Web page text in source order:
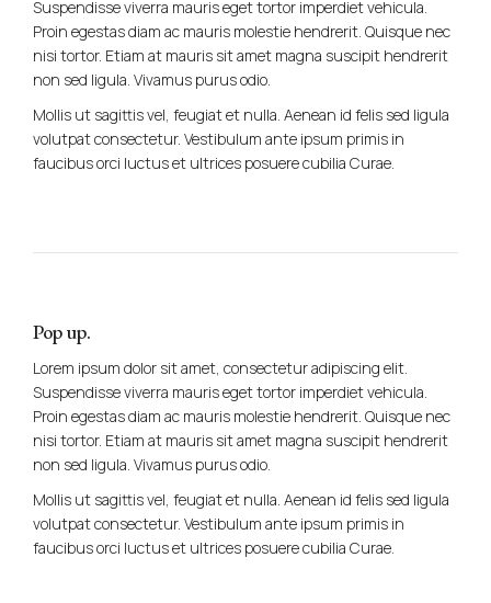
Suspendisse viverra mauris eget tortor imperdiet vehicula.
Proin egestas diam ac mauris molestie hendrerit. Quisque nec
nisi tortor. Etiam at mauris sit amet magna suscipit hendrerit
non sed ligula. Vivamus purus odio.
Mollis ut sagittis vel, feugiat et nulla. Aenean id felis sed ligula
volutpat consectetur. Vestibulum ante ipsum primis in
faucibus orci luctus et ultrices posuere cubilia Curae.
Pop up.
Lorem ipsum dolor sit amet, consectetur adipiscing elit.
Suspendisse viverra mauris eget tortor imperdiet vehicula.
Proin egestas diam ac mauris molestie hendrerit. Quisque nec
nisi tortor. Etiam at mauris sit amet magna suscipit hendrerit
non sed ligula. Vivamus purus odio.
Mollis ut sagittis vel, feugiat et nulla. Aenean id felis sed ligula
volutpat consectetur. Vestibulum ante ipsum primis in
faucibus orci luctus et ultrices posuere cubilia Curae.